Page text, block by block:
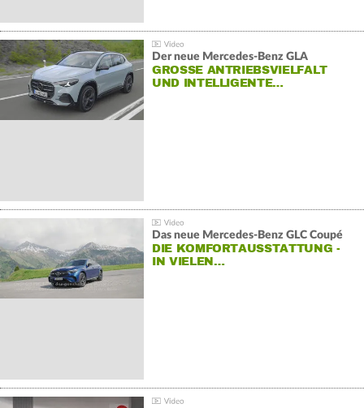
Der neue Mercedes-Benz GLA
GROSSE ANTRIEBSVIELFALT U
ND INTELLIGENTE…
Das neue Mercedes-Benz GLC Coupé
DIE KOMFORTAUSSTATTUNG -
IN VIELEN…